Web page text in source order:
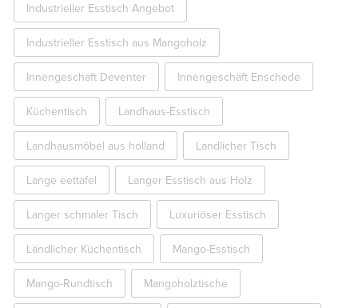
Industrieller Esstisch Angebot
Industrieller Esstisch aus Mangoholz
Innengeschäft Deventer Innengeschäft Enschede
Küchentisch Landhaus-Esstisch
Landhausmöbel aus holland Landlicher Tisch
Lange eettafel Langer Esstisch aus Holz
Langer schmaler Tisch Luxuriöser Esstisch
Ländlicher Küchentisch Mango-Esstisch
Mango-Rundtisch Mangoholztische